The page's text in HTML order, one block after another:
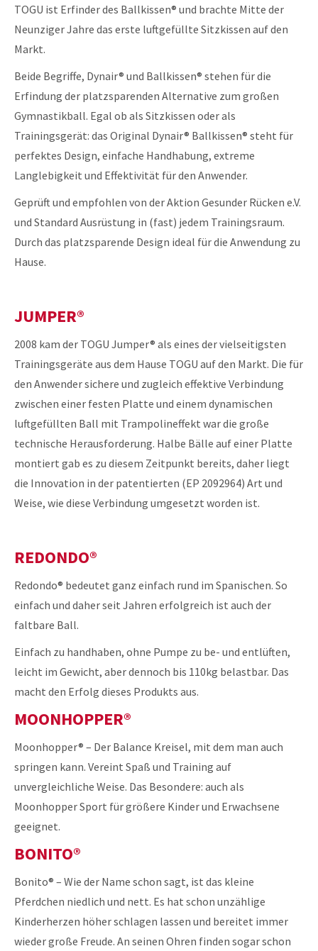
TOGU ist Erfinder des Ballkissen® und brachte Mitte der
Neunziger Jahre das erste luftgefüllte Sitzkissen auf den
Markt.
Beide Begriffe, Dynair® und Ballkissen® stehen für die
Erfindung der platzsparenden Alternative zum großen
Gymnastikball. Egal ob als Sitzkissen oder als
Trainingsgerät: das Original Dynair® Ballkissen® steht für
perfektes Design, einfache Handhabung, extreme
Langlebigkeit und Effektivität für den Anwender.
Geprüft und empfohlen von der Aktion Gesunder Rücken e.V.
und Standard Ausrüstung in (fast) jedem Trainingsraum.
Durch das platzsparende Design ideal für die Anwendung zu
Hause.
JUMPER®
2008 kam der TOGU Jumper® als eines der vielseitigsten
Trainingsgeräte aus dem Hause TOGU auf den Markt. Die für
den Anwender sichere und zugleich effektive Verbindung
zwischen einer festen Platte und einem dynamischen
luftgefüllten Ball mit Trampolineffekt war die große
technische Herausforderung. Halbe Bälle auf einer Platte
montiert gab es zu diesem Zeitpunkt bereits, daher liegt
die Innovation in der patentierten (EP 2092964) Art und
Weise, wie diese Verbindung umgesetzt worden ist.
REDONDO®
Redondo® bedeutet ganz einfach rund im Spanischen. So
einfach und daher seit Jahren erfolgreich ist auch der
faltbare Ball.
Einfach zu handhaben, ohne Pumpe zu be- und entlüften,
leicht im Gewicht, aber dennoch bis 110kg belastbar. Das
macht den Erfolg dieses Produkts aus.
MOONHOPPER®
Moonhopper® – Der Balance Kreisel, mit dem man auch
springen kann. Vereint Spaß und Training auf
unvergleichliche Weise. Das Besondere: auch als
Moonhopper Sport für größere Kinder und Erwachsene
geeignet.
BONITO®
Bonito® – Wie der Name schon sagt, ist das kleine
Pferdchen niedlich und nett. Es hat schon unzählige
Kinderherzen höher schlagen lassen und bereitet immer
wieder große Freude. An seinen Ohren finden sogar schon